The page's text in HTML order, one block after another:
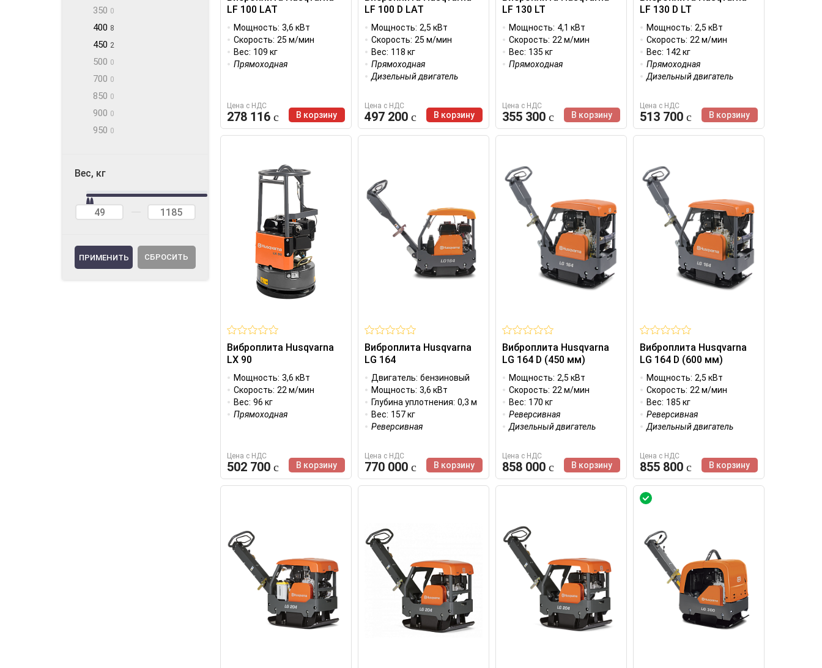
350 0
400 8
450 2
500 0
700 0
850 0
900 0
950 0
Вес, кг
СБРОСИТЬ
LF 100 LAT
Мощность: 3,6 кВт
Скорость: 25 м/мин
Вес: 109 кг
Прямоходная
Цена с НДС
278 116 В корзину
LF 100 D LAT
Мощность: 2,5 кВт
Скорость: 25 м/мин
Вес: 118 кг
Прямоходная
Дизельный двигатель
Цена с НДС
497 200 В корзину
LF 130 LT
Мощность: 4,1 кВт
Скорость: 22 м/мин
Вес: 135 кг
Прямоходная
Цена с НДС
355 300 В корзину
LF 130 D LT
Мощность: 2,5 кВт
Скорость: 22 м/мин
Вес: 142 кг
Прямоходная
Дизельный двигатель
Цена с НДС
513 700 В корзину
Виброплита Husqvarna
LX 90
Мощность: 3,6 кВт
Скорость: 22 м/мин
Вес: 96 кг
Прямоходная
Цена с НДС
502 700 В корзину
Виброплита Husqvarna
LG 164
Двигатель: бензиновый
Мощность: 3,6 кВт
Глубина уплотнения: 0,3 м
Вес: 157 кг
Реверсивная
Цена с НДС
770 000 В корзину
Виброплита Husqvarna
LG 164 D (450 мм)
Мощность: 2,5 кВт
Скорость: 22 м/мин
Вес: 170 кг
Реверсивная
Дизельный двигатель
Цена с НДС
858 000 В корзину
Виброплита Husqvarna
LG 164 D (600 мм)
Мощность: 2,5 кВт
Скорость: 22 м/мин
Вес: 185 кг
Реверсивная
Дизельный двигатель
Цена с НДС
855 800 В корзину